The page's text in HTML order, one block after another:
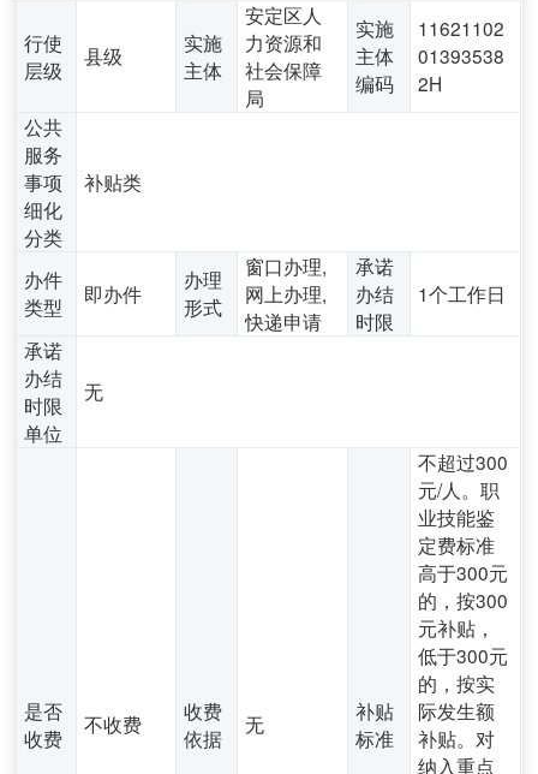
行使
层级
县级
实施
主体
安定区人
力资源和
社会保障
局
实施
主体
编码
11621102
01393538
2H
公共
服务
事项
细化
分类
补贴类
办件
类型
即办件
办理
形式
窗口办理,
网上办理,
快递申请
承诺
办结
时限
1个工作日
承诺
办结
时限
单位
无
是否
收费
不收费
收费
依据
无
补贴
标准
不超过300
元/人。职
业技能鉴
定费标准
高于300元
的，按300
元补贴，
低于300元
的，按实
际发生额
补贴。对
纳入重点